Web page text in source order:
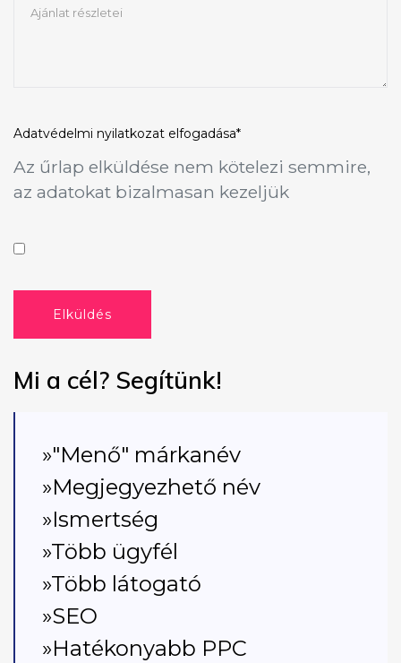
Adatvédelmi nyilatkozat elfogadása*
Az űrlap elküldése nem kötelezi semmire,
az adatokat bizalmasan kezeljük
Elküldés
Mi a cél? Segítünk!
»"Menő" márkanév
»Megjegyezhető név
»Ismertség
»Több ügyfél
»Több látogató
»SEO
»Hatékonyabb PPC